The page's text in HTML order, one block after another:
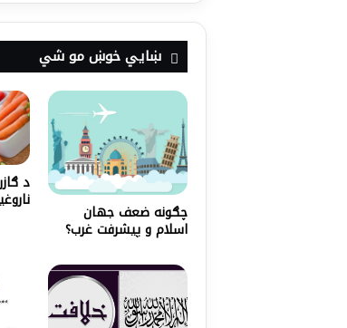
ښايي خوښ مو شي
چګونه ضعف جهان
اسلام و پیشرفت غرب؟
د